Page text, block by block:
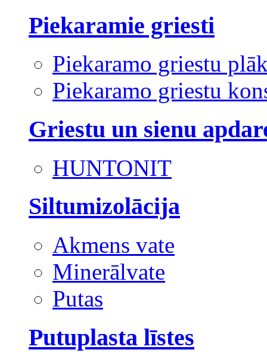
Piekaramie griesti
Piekaramo griestu
Piekaramo griestu
Griestu un sienu
HUNTONIT
Siltumizolācija
Akmens vate
Minerālvate
Putas
Putuplasta līstes